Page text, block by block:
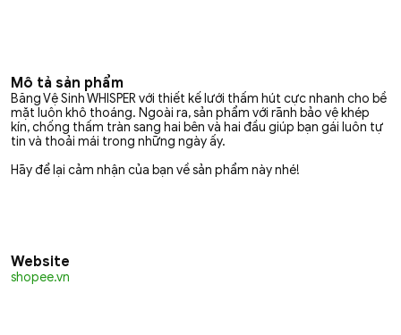
Mô tả sản phẩm
Băng Vệ Sinh WHISPER với thiết kế lưới thấm hút cực nhanh cho bề
mặt luôn khô thoáng. Ngoài ra, sản phẩm với rãnh bảo vệ khép
kín, chống thấm tràn sang hai bên và hai đầu giúp bạn gái luôn tự
tin và thoải mái trong những ngày ấy.
Hãy để lại cảm nhận của bạn về sản phẩm này nhé!
Website
shopee.vn